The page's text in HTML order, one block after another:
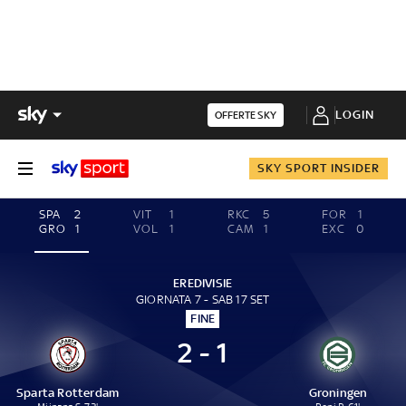
OFFERTE SKY LOGIN
SKY SPORT INSIDER
SPA
2
GRO
1
VIT
1
VOL
1
RKC
5
CAM
1
FOR
1
EXC
0
EREDIVISIE
GIORNATA 7 - SAB 17 SET
FINE
Sparta Rotterdam
2 - 1
Groningen